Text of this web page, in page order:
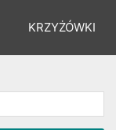
KRZYŻÓWKI